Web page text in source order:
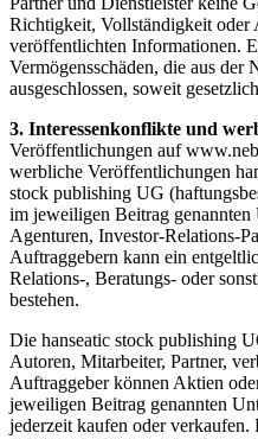
Richtigkeit, Vollständigkeit oder
veröffentlichten Informationen.
Vermögensschäden, die aus der
ausgeschlossen, soweit
3. Interessenkonflikte und
Veröffentlichungen auf
werbliche Veröffentlichungen
stock publishing UG
im jeweiligen Beitrag genannten
Agenturen, Investor-Relations-
Auftraggebern kann ein
Relations-, Beratungs- oder
bestehen.
Die hanseatic stock publishing
Autoren, Mitarbeiter, Partner,
Auftraggeber können Aktien
jeweiligen Beitrag genannten
jederzeit kaufen oder verkaufen.